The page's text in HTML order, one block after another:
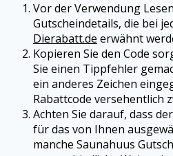
Vor der Verwendung
Gutscheindetails, die bei
Dierabatt.de erwähnt
Kopieren Sie den Code
Sie einen Tippfehler
ein anderes Zeichen
Rabattcode versehentlich
Achten Sie darauf, dass
für das von Ihnen
manche Saunahuus